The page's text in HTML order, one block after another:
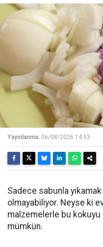
Yayınlanma: 06/08/2026 14:53
Sadece sabunla
olmayabiliyor. Neyse ki
malzemelerle bu
mümkün.